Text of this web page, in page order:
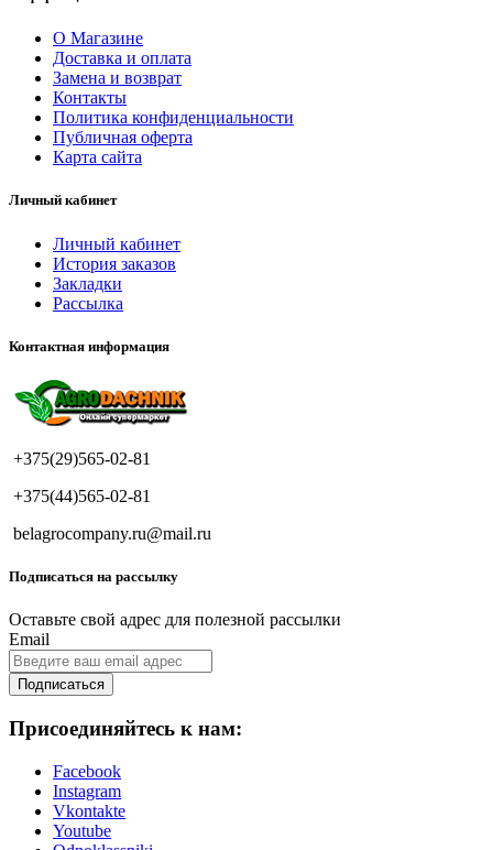
О Магазине
Доставка и оплата
Замена и возврат
Контакты
Политика конфиденциальности
Публичная оферта
Карта сайта
Личный кабинет
Личный кабинет
История заказов
Закладки
Рассылка
Контактная информация
+375(29)565-02-81
+375(44)565-02-81
belagrocompany.ru@mail.ru
Подписаться на рассылку
Оставьте свой адрес для полезной рассылки
Email
Подписаться
Присоединяйтесь к нам:
Facebook
Instagram
Vkontakte
Youtube